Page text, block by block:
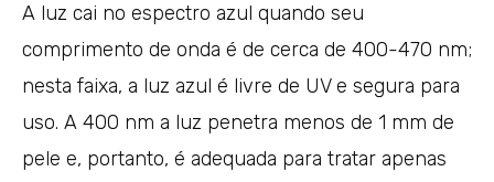
A luz cai no espectro azul quando seu
comprimento de onda é de cerca de 400-470 nm;
nesta faixa, a luz azul é livre de UV e segura para
uso. A 400 nm a luz penetra menos de 1 mm de
pele e, portanto, é adequada para tratar apenas